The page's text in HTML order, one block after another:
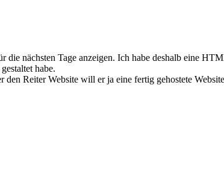
die nächsten Tage anzeigen. Ich habe deshalb eine
habe.
Reiter Website will er ja eine fertig gehostete